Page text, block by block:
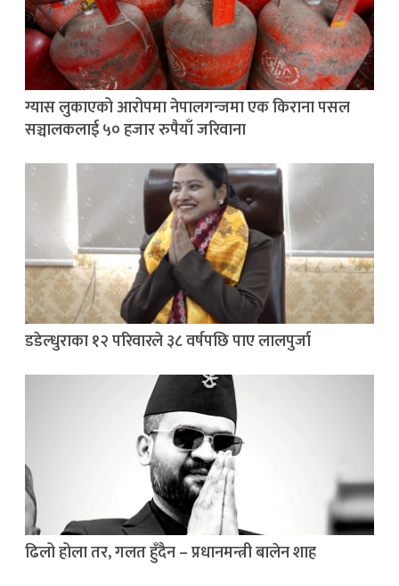
ग्यास लुकाएको आरोपमा नेपालगन्जमा एक किराना पसल
सञ्चालकलाई ५० हजार रुपैयाँ जरिवाना
डडेल्धुराका १२ परिवारले ३८ वर्षपछि पाए लालपुर्जा
ढिलो होला तर, गलत हुँदैन – प्रधानमन्त्री बालेन शाह